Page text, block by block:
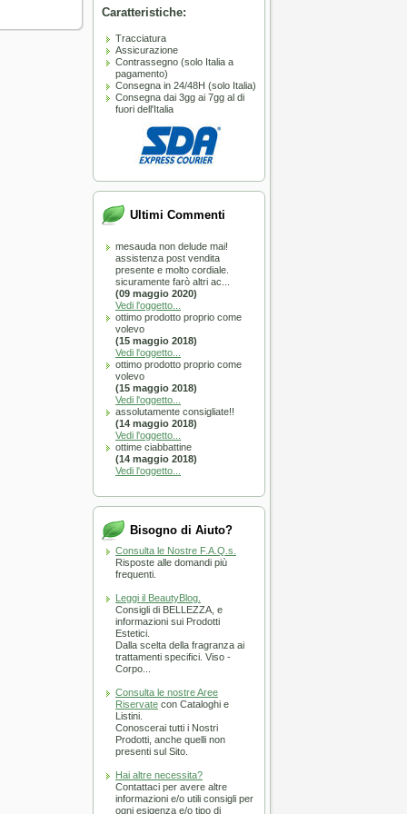
arricciacapelli - piastra
A SOLI 175.90 €
Line - Forbice Boho Chic
A SOLI 240.00 €
Shampoo 250ml capelli
A SOLI 14.50 €
Caratteristiche:
Tracciatura
Assicurazione
Contrassegno (solo Italia a
pagamento)
Consegna in 24/48H (solo Italia)
Consegna dai 3gg ai 7gg al di
fuori dell'Italia
Ultimi Commenti
mesauda non delude mai!
assistenza post vendita
presente e molto cordiale.
sicuramente farò altri ac...
(09 maggio 2020)
Vedi l'oggetto...
ottimo prodotto proprio come
volevo
(15 maggio 2018)
Vedi l'oggetto...
ottimo prodotto proprio come
volevo
(15 maggio 2018)
Vedi l'oggetto...
assolutamente consigliate!!
(14 maggio 2018)
Vedi l'oggetto...
ottime ciabbattine
(14 maggio 2018)
Vedi l'oggetto...
Bisogno di Aiuto?
Consulta le Nostre F.A.Q.s.
Risposte alle domandi più
frequenti.
Leggi il BeautyBlog.
Consigli di BELLEZZA, e
informazioni sui Prodotti
Estetici.
Dalla scelta della fragranza ai
trattamenti specifici. Viso -
Corpo...
Consulta le nostre Aree
Riservate con Cataloghi e
Listini.
Conoscerai tutti i Nostri
Prodotti, anche quelli non
presenti sul Sito.
Hai altre necessita?
Contattaci per avere altre
informazioni e/o utili consigli per
ogni esigenza e/o tipo di